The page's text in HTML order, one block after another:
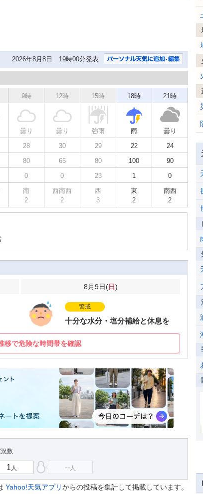
2026年8月8日 19時00分発表
9時 12時 15時 18時 21時
曇り 曇り 強雨 雨
曇り
28 30 29 22
24
80 65 80 100
90
0 0 23 1
0
南
2
西南西
2
西
3
東
2
南西
2
8月9日(日)
警戒
十分な水分・塩分補給と休息を
移で危険な時間帯を確認
数
1 人 -- 人
Yahoo!天気アプリからの投稿を集計して掲載しています。